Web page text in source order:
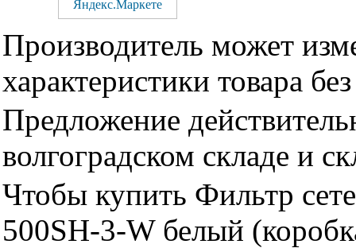
Производитель может
характеристики товара
Предложение
волгоградском складе и
Чтобы купить Фильтр
500SH-3-W белый